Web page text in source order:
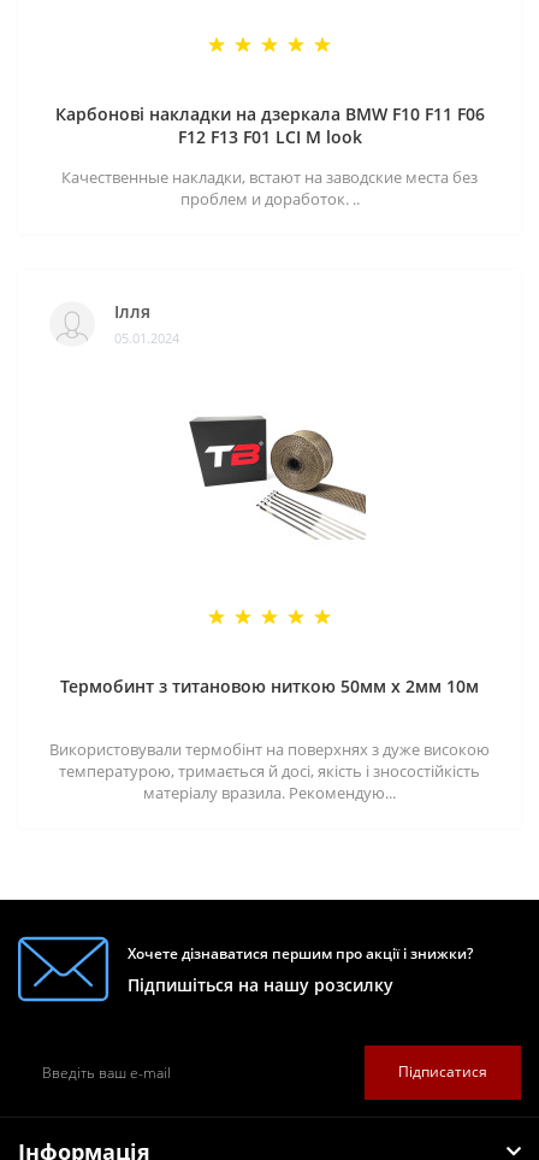
Карбонові накладки на дзеркала BMW F10 F11 F06
F12 F13 F01 LCI M look
Качественные накладки, встают на заводские места без
проблем и доработок. ..
Ілля
05.01.2024
Термобинт з титановою ниткою 50мм х 2мм 10м
Використовували термобінт на поверхнях з дуже високою
температурою, тримається й досі, якість і зносостійкість
матеріалу вразила. Рекомендую...
Хочете дізнаватися першим про акції і знижки?
Підпишіться на нашу розсилку
Підписатися
Інформація